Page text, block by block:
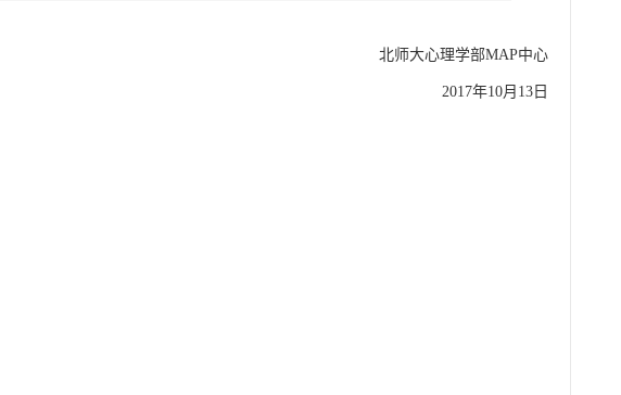
北师大心理学部MAP中心
2017年10月13日